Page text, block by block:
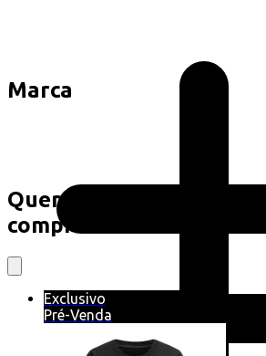
Marca
Quem viu este produto
comprou